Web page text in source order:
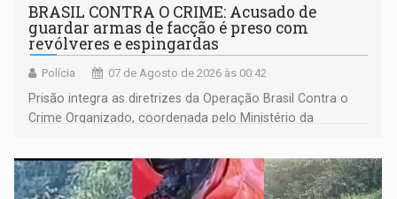
BRASIL CONTRA O CRIME: Acusado de
guardar armas de facção é preso com
revólveres e espingardas
Polícia 07 de Agosto de 2026 às 00:42
Prisão integra as diretrizes da Operação Brasil Contra o
Crime Organizado, coordenada pelo Ministério da